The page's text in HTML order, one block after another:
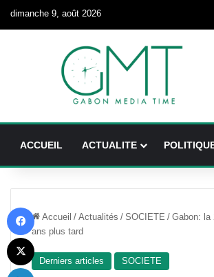
dimanche 9, août 2026
ACCUEIL ACTUALITE
Accueil / Actualités / SOCIETE / Gabon: la
ans plus tard
Derniers articles SOCIETE
X
Linkedin